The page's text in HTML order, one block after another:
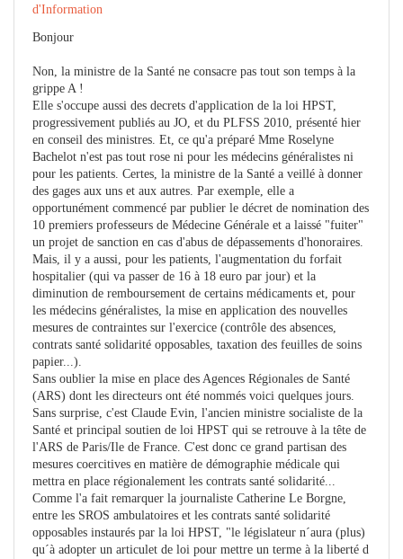
d'Information
Bonjour
Non, la ministre de la Santé ne consacre pas tout son temps à la
grippe A !
Elle s'occupe aussi des decrets d'application de la loi HPST,
progressivement publiés au JO, et du PLFSS 2010, présenté hier
en conseil des ministres. Et, ce qu'a préparé Mme Roselyne
Bachelot n'est pas tout rose ni pour les médecins généralistes ni
pour les patients. Certes, la ministre de la Santé a veillé à donner
des gages aux uns et aux autres. Par exemple, elle a
opportunément commencé par publier le décret de nomination des
10 premiers professeurs de Médecine Générale et a laissé "fuiter"
un projet de sanction en cas d'abus de dépassements d'honoraires.
Mais, il y a aussi, pour les patients, l'augmentation du forfait
hospitalier (qui va passer de 16 à 18 euro par jour) et la
diminution de remboursement de certains médicaments et, pour
les médecins généralistes, la mise en application des nouvelles
mesures de contraintes sur l'exercice (contrôle des absences,
contrats santé solidarité opposables, taxation des feuilles de soins
papier...).
Sans oublier la mise en place des Agences Régionales de Santé
(ARS) dont les directeurs ont été nommés voici quelques jours.
Sans surprise, c'est Claude Evin, l'ancien ministre socialiste de la
Santé et principal soutien de loi HPST qui se retrouve à la tête de
l'ARS de Paris/Ile de France. C'est donc ce grand partisan des
mesures coercitives en matière de démographie médicale qui
mettra en place régionalement les contrats santé solidarité...
Comme l'a fait remarquer la journaliste Catherine Le Borgne,
entre les SROS ambulatoires et les contrats santé solidarité
opposables instaurés par la loi HPST, "le législateur n´aura (plus)
qu´à adopter un articulet de loi pour mettre un terme à la liberté d